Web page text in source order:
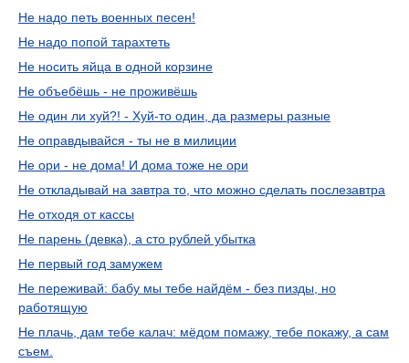
Не надо петь военных песен!
Не надо попой тарахтеть
Не носить яйца в одной корзине
Не объебёшь - не проживёшь
Не один ли хуй?! - Хуй-то один, да размеры разные
Не оправдывайся - ты не в милиции
Не ори - не дома! И дома тоже не ори
Не откладывай на завтра то, что можно сделать послезавтра
Не отходя от кассы
Не парень (девка), а сто рублей убытка
Не первый год замужем
Не переживай: бабу мы тебе найдём - без пизды, но
работящую
Не плачь, дам тебе калач: мёдом помажу, тебе покажу, а сам
съем.